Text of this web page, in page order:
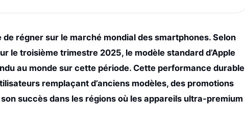
de régner sur le marché mondial des smartphones. Selon
le troisième trimestre 2025, le modèle standard d’Apple
au monde sur cette période. Cette performance durable
remplaçant d’anciens modèles, des promotions
succès dans les régions où les appareils ultra-premium